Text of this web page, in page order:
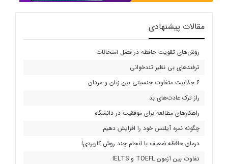
مقالات پیشنهادی
روش‌های تقویت حافظه در فصل امتحانات
ترفندهای بی نظیر تندخوانی
6 جذابیت متفاوت جنسیتی بین زنان و مردان
راز ترک عادت‌های بد
راهکارهای مطالعه برای موفقیت در دانشگاه
چگونه نمره آیلتس خود را افزایش دهیم
درمان حافظه ضعیف با انجام چند روش کاربردی!
تفاوت بین آزمون TOEFL و IELTS